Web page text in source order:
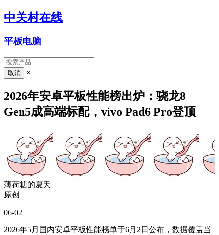
中关村在线
平板电脑
×
2026年安卓平板性能榜出炉：骁龙8
Gen5成高端标配，vivo Pad6 Pro登顶
薄荷糖的夏天
原创
06-02
2026年5月国内安卓平板性能榜单于6月2日公布，数据覆盖当